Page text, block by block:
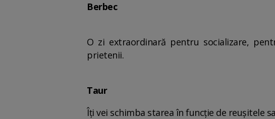
Berbec
O zi extraordinară pentru socializare,
prietenii.
Taur
Îți vei schimba starea în funcție de reușitele